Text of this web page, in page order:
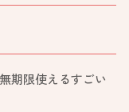
期限使えるすごい